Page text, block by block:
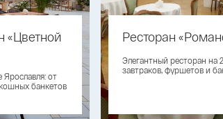
«Цветной
от
банкетов
Ресторан
Элегантный ресторан на
завтраков, фуршетов и